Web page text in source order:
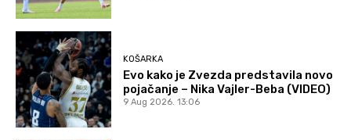
KOŠARKA
Evo kako je Zvezda predstavila novo
pojačanje – Nika Vajler-Beba (VIDEO)
9 Aug 2026. 13:06